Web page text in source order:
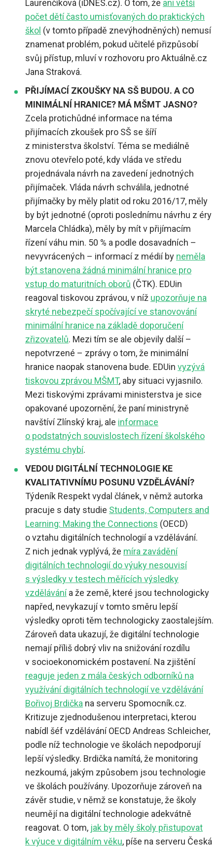
Laurenčíková (iDNES.cz). O tom, že ani větší
počet dětí často umisťovaných do praktických
škol (v tomto případě znevýhodněných) nemusí
znamenat problém, pokud učitelé přizpůsobí
svůj přístup, mluví v rozhovoru pro Aktuálně.cz
Jana Straková.
PŘIJÍMACÍ ZKOUŠKY NA SŠ BUDOU. A CO
MINIMÁLNÍ HRANICE? MÁ MŠMT JASNO?
Zcela protichůdné informace na téma
přijímacích zkoušek pro SŠ se šíří
z ministerstva školství. Téma se mediálně
znovu otevřelo poté, kdy vláda ve středu
projednávala návrh na zavedení jednotných
přijímaček. Vláda návrh schválila, jednotné
přijímačky by měly platit od roku 2016/17, měly
by být jednotné (oproti poslednímu návrhu z éry
Marcela Chládka), měly by mít v přijímacím
řízení váhu min. 50 % a podle dosavadních –
nevyvrácených – informací z médií by neměla
být stanovena žádná minimální hranice pro
vstup do maturitních oborů (ČTK). EDUin
reagoval tiskovou zprávou, v níž upozorňuje na
skryté nebezpečí spočívající ve stanovování
minimální hranice na základě doporučení
zřizovatelů. Mezi tím se ale objevily další –
nepotvrzené – zprávy o tom, že minimální
hranice naopak stanovena bude. EDUin vyzývá
tiskovou zprávou MŠMT, aby situaci vyjasnilo.
Mezi tiskovými zprávami ministerstva je sice
opakované upozornění, že paní ministryně
navštíví Zlínský kraj, ale informace
o podstatných souvislostech řízení školského
systému chybí.
VEDOU DIGITÁLNÍ TECHNOLOGIE KE
KVALITATIVNÍMU POSUNU VZDĚLÁVÁNÍ?
Týdeník Respekt vydal článek, v němž autorka
pracuje s daty studie Students, Computers and
Learning: Making the Connections (OECD)
o vztahu digitálních technologií a vzdělávání.
Z nich jednak vyplývá, že míra zavádění
digitálních technologií do výuky nesouvisí
s výsledky v testech měřících výsledky
vzdělávánía že země, které jsou technologicky
napřed, nevykazují v tomto směru lepší
výsledky oproti těm technologicky zaostalejším.
Zároveň data ukazují, že digitální technologie
nemají příliš dobrý vliv na snižování rozdílu
v socioekonomickém postavení. Na zjištění
reaguje jeden z mála českých odborníků na
využívání digitálních technologií ve vzdělávání
Bořivoj Brdička na serveru Spomocník.cz.
Kritizuje zjednodušenou interpretaci, kterou
nabídl šéf vzdělávání OECD Andreas Schleicher,
podle níž technologie ve školách nepodporují
lepší výsledky. Brdička namítá, že monitoring
nezkoumá, jakým způsobem jsou technologie
ve školách používány. Upozorňuje zároveň na
závěr studie, v němž se konstatuje, že školy
neumějí na digitální technologie adekvátně
reagovat. O tom, jak by měly školy přistupovat
k výuce v digitálním věku, píše na serveru Česká